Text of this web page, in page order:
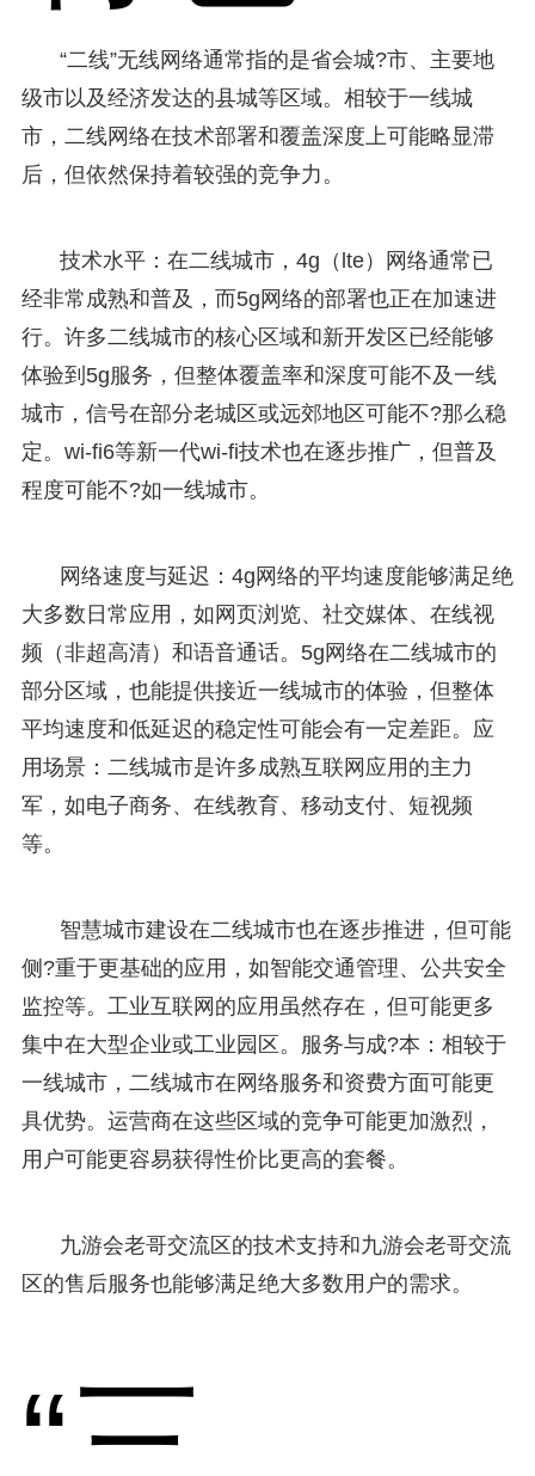
“二线”无线网络通常指的是省会城?市、主要地
级市以及经济发达的县城等区域。相较于一线城
市，二线网络在技术部署和覆盖深度上可能略显滞
后，但依然保持着较强的竞争力。
技术水平：在二线城市，4g（lte）网络通常已
经非常成熟和普及，而5g网络的部署也正在加速进
行。许多二线城市的核心区域和新开发区已经能够
体验到5g服务，但整体覆盖率和深度可能不及一线
城市，信号在部分老城区或远郊地区可能不?那么稳
定。wi-fi6等新一代wi-fi技术也在逐步推广，但普及
程度可能不?如一线城市。
网络速度与延迟：4g网络的平均速度能够满足绝
大多数日常应用，如网页浏览、社交媒体、在线视
频（非超高清）和语音通话。5g网络在二线城市的
部分区域，也能提供接近一线城市的体验，但整体
平均速度和低延迟的稳定性可能会有一定差距。应
用场景：二线城市是许多成熟互联网应用的主力
军，如电子商务、在线教育、移动支付、短视频
等。
智慧城市建设在二线城市也在逐步推进，但可能
侧?重于更基础的应用，如智能交通管理、公共安全
监控等。工业互联网的应用虽然存在，但可能更多
集中在大型企业或工业园区。服务与成?本：相较于
一线城市，二线城市在网络服务和资费方面可能更
具优势。运营商在这些区域的竞争可能更加激烈，
用户可能更容易获得性价比更高的套餐。
九游会老哥交流区的技术支持和九游会老哥交流
区的售后服务也能够满足绝大多数用户的需求。
“三